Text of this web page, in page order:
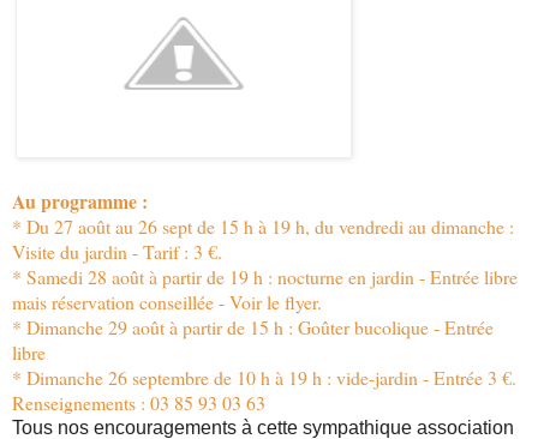
Au programme :
* Du 27 août au 26 sept de 15 h à 19 h, du vendredi au dimanche :
Visite du jardin - Tarif : 3 €.
* Samedi 28 août à partir de 19 h : nocturne en jardin - Entrée libre
mais réservation conseillée - Voir le flyer.
* Dimanche 29 août à partir de 15 h : Goûter bucolique - Entrée
libre
* Dimanche 26 septembre de 10 h à 19 h : vide-jardin - Entrée 3 €.
Renseignements : 03 85 93 03 63
Tous nos encouragements à cette sympathique association